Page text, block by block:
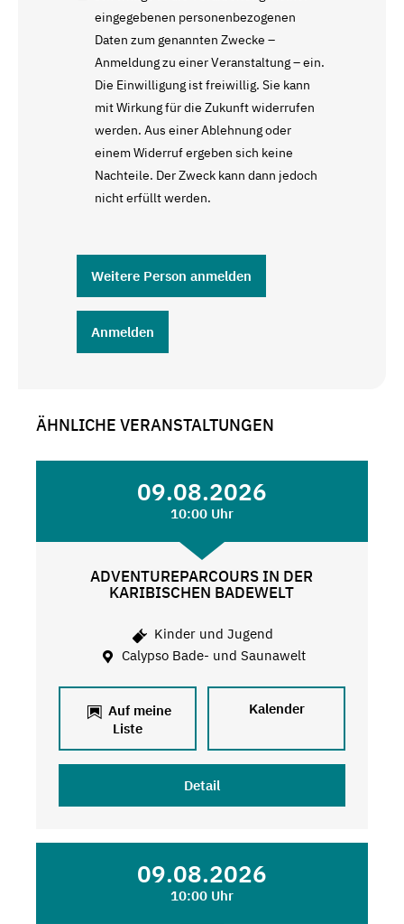
eingegebenen personenbezogenen
Daten zum genannten Zwecke –
Anmeldung zu einer Veranstaltung – ein.
Die Einwilligung ist freiwillig. Sie kann
mit Wirkung für die Zukunft widerrufen
werden. Aus einer Ablehnung oder
einem Widerruf ergeben sich keine
Nachteile. Der Zweck kann dann jedoch
nicht erfüllt werden.
Weitere Person anmelden
Anmelden
ÄHNLICHE VERANSTALTUNGEN
09.08.2026
10:00 Uhr
ADVENTUREPARCOURS IN DER
KARIBISCHEN BADEWELT
Kinder und Jugend
Calypso Bade- und Saunawelt
Auf meine
Liste
Kalender
Detail
09.08.2026
10:00 Uhr